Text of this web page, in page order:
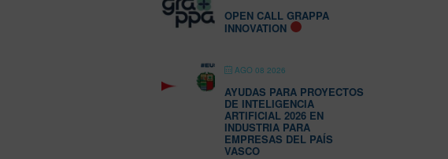
OPEN CALL GRAPPA
INNOVATION
AGO 08 2026
AYUDAS PARA PROYECTOS
DE INTELIGENCIA
ARTIFICIAL 2026 EN
INDUSTRIA PARA
EMPRESAS DEL PAÍS
VASCO